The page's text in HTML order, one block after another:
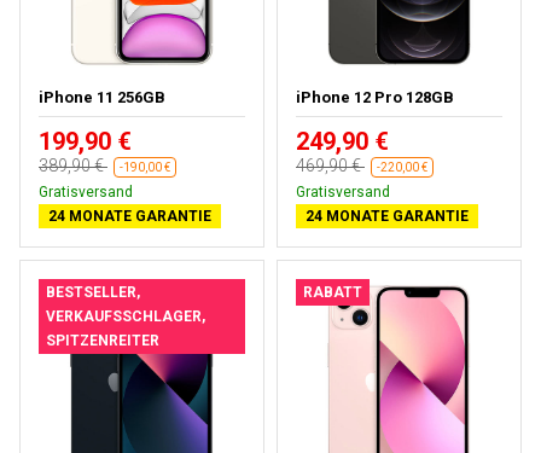
iPhone 11 256GB
199,90 €
389,90 € -190,00 €
Gratisversand
24 MONATE GARANTIE
iPhone 12 Pro 128GB
249,90 €
469,90 € -220,00 €
Gratisversand
24 MONATE GARANTIE
BESTSELLER,
VERKAUFSSCHLAGER,
SPITZENREITER
RABATT